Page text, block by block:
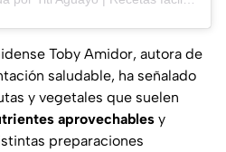
Toby Amidor, autora de
saludable, ha señalado
y vegetales que suelen
aprovechables y
preparaciones